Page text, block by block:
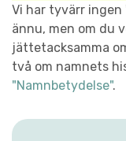
Vi har tyvärr
ännu, men om du
jättetacksamma
två om namnets
"Namnbetydelse".